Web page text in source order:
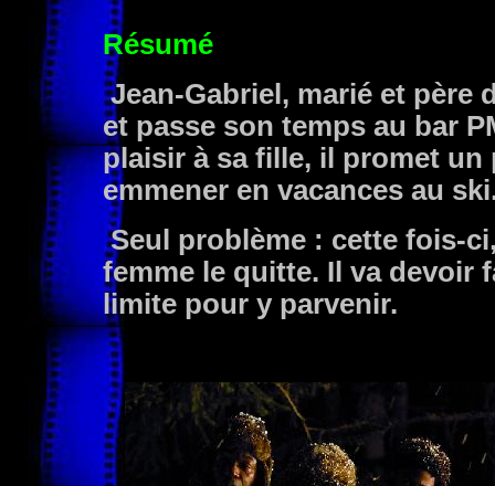
Résumé
Jean-Gabriel, marié et père
et passe son temps au bar
plaisir à sa fille, il promet un
emmener en vacances au
Seul problème : cette fois-
femme le quitte. Il va devoir
limite pour y parvenir.